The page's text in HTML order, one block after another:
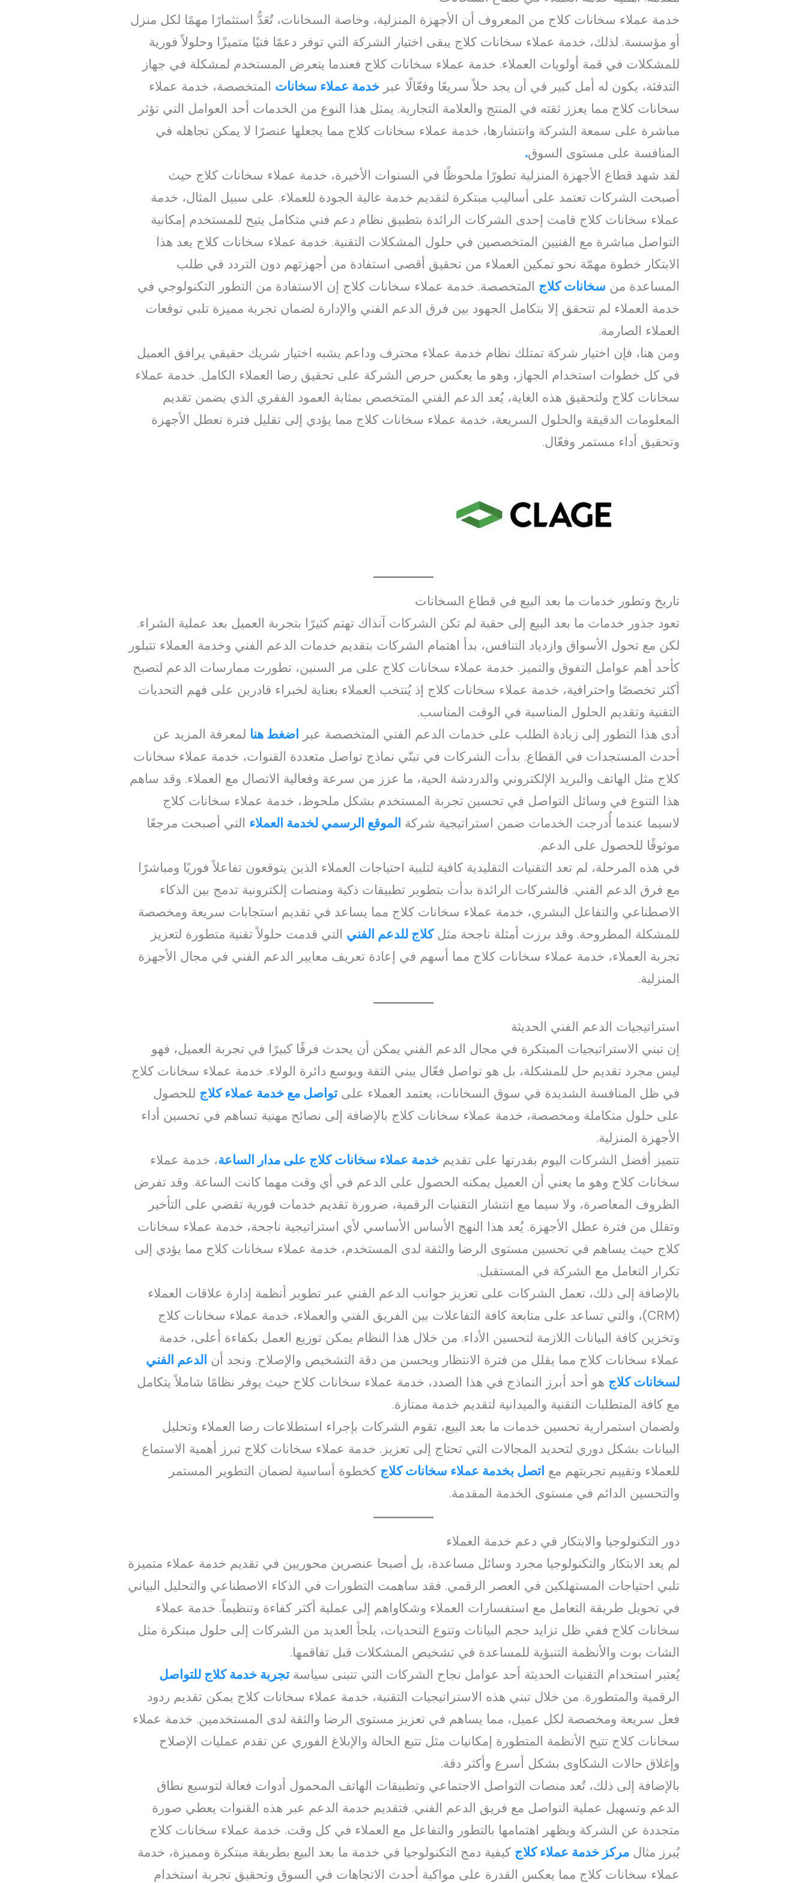
خدمة عملاء سخانات كلاج من المعروف أن الأجهزة المنزلية، وخاصة السخانات، تُعَدُّ استثمارًا مهمًا لكل منزل
أو مؤسسة. لذلك، خدمة عملاء سخانات كلاج يبقى اختيار الشركة التي توفر دعمًا فنيًا متميزًا وحلولاً فورية
للمشكلات في قمة أولويات العملاء. خدمة عملاء سخانات كلاج فعندما يتعرض المستخدم لمشكلة في جهاز
التدفئة، يكون له أمل كبير في أن يجد حلاً سريعًا وفعّالًا عبرخدمة عملاء سخانات المتخصصة، خدمة عملاء
سخانات كلاج مما يعزز ثقته في المنتج والعلامة التجارية. يمثل هذا النوع من الخدمات أحد العوامل التي تؤثر
مباشرة على سمعة الشركة وانتشارها، خدمة عملاء سخانات كلاج مما يجعلها عنصرًا لا يمكن تجاهله في
المنافسة على مستوى السوق.
لقد شهد قطاع الأجهزة المنزلية تطورًا ملحوظًا في السنوات الأخيرة، خدمة عملاء سخانات كلاج حيث
أصبحت الشركات تعتمد على أساليب مبتكرة لتقديم خدمة عالية الجودة للعملاء. على سبيل المثال، خدمة
عملاء سخانات كلاج قامت إحدى الشركات الرائدة بتطبيق نظام دعم فني متكامل يتيح للمستخدم إمكانية
التواصل مباشرة مع الفنيين المتخصصين في حلول المشكلات التقنية. خدمة عملاء سخانات كلاج يعد هذا
الابتكار خطوة مهمّة نحو تمكين العملاء من تحقيق أقصى استفادة من أجهزتهم دون التردد في طلب
المساعدة من سخانات كلاج المتخصصة. خدمة عملاء سخانات كلاج إن الاستفادة من التطور التكنولوجي في
خدمة العملاء لم تتحقق إلا بتكامل الجهود بين فرق الدعم الفني والإدارة لضمان تجربة مميزة تلبي توقعات
العملاء الصارمة.
ومن هنا، فإن اختيار شركة تمتلك نظام خدمة عملاء محترف وداعم يشبه اختيار شريك حقيقي يرافق العميل
في كل خطوات استخدام الجهاز، وهو ما يعكس حرص الشركة على تحقيق رضا العملاء الكامل. خدمة عملاء
سخانات كلاج ولتحقيق هذه الغاية، يُعد الدعم الفني المتخصص بمثابة العمود الفقري الذي يضمن تقديم
المعلومات الدقيقة والحلول السريعة، خدمة عملاء سخانات كلاج مما يؤدي إلى تقليل فترة تعطل الأجهزة
وتحقيق أداء مستمر وفعّال.
تاريخ وتطور خدمات ما بعد البيع في قطاع السخانات
تعود جذور خدمات ما بعد البيع إلى حقبة لم تكن الشركات آنذاك تهتم كثيرًا بتجربة العميل بعد عملية الشراء.
لكن مع تحول الأسواق وازدياد التنافس، بدأ اهتمام الشركات بتقديم خدمات الدعم الفني وخدمة العملاء تتبلور
كأحد أهم عوامل التفوق والتميز. خدمة عملاء سخانات كلاج على مر السنين، تطورت ممارسات الدعم لتصبح
أكثر تخصصًا واحترافية، خدمة عملاء سخانات كلاج إذ يُنتخب العملاء بعناية لخبراء قادرين على فهم التحديات
التقنية وتقديم الحلول المناسبة في الوقت المناسب.
أدى هذا التطور إلى زيادة الطلب على خدمات الدعم الفني المتخصصة عبر اضغط هنا لمعرفة المزيد عن
أحدث المستجدات في القطاع. بدأت الشركات في تبنّي نماذج تواصل متعددة القنوات، خدمة عملاء سخانات
كلاج مثل الهاتف والبريد الإلكتروني والدردشة الحية، ما عزز من سرعة وفعالية الاتصال مع العملاء. وقد ساهم
هذا التنوع في وسائل التواصل في تحسين تجربة المستخدم بشكل ملحوظ، خدمة عملاء سخانات كلاج
لاسيما عندما أُدرجت الخدمات ضمن استراتيجية شركة الموقع الرسمي لخدمة العملاء التي أصبحت مرجعًا
موثوقًا للحصول على الدعم.
في هذه المرحلة، لم تعد التقنيات التقليدية كافية لتلبية احتياجات العملاء الذين يتوقعون تفاعلاً فوريًا ومباشرًا
مع فرق الدعم الفني. فالشركات الرائدة بدأت بتطوير تطبيقات ذكية ومنصات إلكترونية تدمج بين الذكاء
الاصطناعي والتفاعل البشري، خدمة عملاء سخانات كلاج مما يساعد في تقديم استجابات سريعة ومخصصة
للمشكلة المطروحة. وقد برزت أمثلة ناجحة مثلكلاج للدعم الفني التي قدمت حلولاً تقنية متطورة لتعزيز
تجربة العملاء، خدمة عملاء سخانات كلاج مما أسهم في إعادة تعريف معايير الدعم الفني في مجال الأجهزة
المنزلية.
استراتيجيات الدعم الفني الحديثة
إن تبني الاستراتيجيات المبتكرة في مجال الدعم الفني يمكن أن يحدث فرقًا كبيرًا في تجربة العميل، فهو
ليس مجرد تقديم حل للمشكلة، بل هو تواصل فعّال يبني الثقة ويوسع دائرة الولاء. خدمة عملاء سخانات كلاج
في ظل المنافسة الشديدة في سوق السخانات، يعتمد العملاء علىتواصل مع خدمة عملاء كلاج للحصول
على حلول متكاملة ومخصصة، خدمة عملاء سخانات كلاج بالإضافة إلى نصائح مهنية تساهم في تحسين أداء
الأجهزة المنزلية.
تتميز أفضل الشركات اليوم بقدرتها على تقديمخدمة عملاء سخانات كلاج على مدار الساعة، خدمة عملاء
سخانات كلاج وهو ما يعني أن العميل يمكنه الحصول على الدعم في أي وقت مهما كانت الساعة. وقد تفرض
الظروف المعاصرة، ولا سيما مع انتشار التقنيات الرقمية، ضرورة تقديم خدمات فورية تقضي على التأخير
وتقلل من فترة عطل الأجهزة. يُعد هذا النهج الأساس الأساسي لأي استراتيجية ناجحة، خدمة عملاء سخانات
كلاج حيث يساهم في تحسين مستوى الرضا والثقة لدى المستخدم، خدمة عملاء سخانات كلاج مما يؤدي إلى
تكرار التعامل مع الشركة في المستقبل.
بالإضافة إلى ذلك، تعمل الشركات على تعزيز جوانب الدعم الفني عبر تطوير أنظمة إدارة علاقات العملاء
(CRM)، والتي تساعد على متابعة كافة التفاعلات بين الفريق الفني والعملاء، خدمة عملاء سخانات كلاج
وتخزين كافة البيانات اللازمة لتحسين الأداء. من خلال هذا النظام يمكن توزيع العمل بكفاءة أعلى، خدمة
عملاء سخانات كلاج مما يقلل من فترة الانتظار ويحسن من دقة التشخيص والإصلاح. ونجد أن الدعم الفني
لسخانات كلاج هو أحد أبرز النماذج في هذا الصدد، خدمة عملاء سخانات كلاج حيث يوفر نظامًا شاملاً يتكامل
مع كافة المتطلبات التقنية والميدانية لتقديم خدمة ممتازة.
ولضمان استمرارية تحسين خدمات ما بعد البيع، تقوم الشركات بإجراء استطلاعات رضا العملاء وتحليل
البيانات بشكل دوري لتحديد المجالات التي تحتاج إلى تعزيز. خدمة عملاء سخانات كلاج تبرز أهمية الاستماع
للعملاء وتقييم تجربتهم مع اتصل بخدمة عملاء سخانات كلاج كخطوة أساسية لضمان التطوير المستمر
والتحسين الدائم في مستوى الخدمة المقدمة.
دور التكنولوجيا والابتكار في دعم خدمة العملاء
لم يعد الابتكار والتكنولوجيا مجرد وسائل مساعدة، بل أصبحا عنصرين محوريين في تقديم خدمة عملاء متميزة
تلبي احتياجات المستهلكين في العصر الرقمي. فقد ساهمت التطورات في الذكاء الاصطناعي والتحليل البياني
في تحويل طريقة التعامل مع استفسارات العملاء وشكاواهم إلى عملية أكثر كفاءة وتنظيماً. خدمة عملاء
سخانات كلاج ففي ظل تزايد حجم البيانات وتنوع التحديات، يلجأ العديد من الشركات إلى حلول مبتكرة مثل
الشات بوت والأنظمة التنبؤية للمساعدة في تشخيص المشكلات قبل تفاقمها.
يُعتبر استخدام التقنيات الحديثة أحد عوامل نجاح الشركات التي تتبنى سياسةتجربة خدمة كلاج للتواصل
الرقمية والمتطورة. من خلال تبني هذه الاستراتيجيات التقنية، خدمة عملاء سخانات كلاج يمكن تقديم ردود
فعل سريعة ومخصصة لكل عميل، مما يساهم في تعزيز مستوى الرضا والثقة لدى المستخدمين. خدمة عملاء
سخانات كلاج تتيح الأنظمة المتطورة إمكانيات مثل تتبع الحالة والإبلاغ الفوري عن تقدم عمليات الإصلاح
وإغلاق حالات الشكاوى بشكل أسرع وأكثر دقة.
بالإضافة إلى ذلك، تُعد منصات التواصل الاجتماعي وتطبيقات الهاتف المحمول أدوات فعالة لتوسيع نطاق
الدعم وتسهيل عملية التواصل مع فريق الدعم الفني. فتقديم خدمة الدعم عبر هذه القنوات يعطي صورة
متجددة عن الشركة ويظهر اهتمامها بالتطور والتفاعل مع العملاء في كل وقت. خدمة عملاء سخانات كلاج
يُبرز مثالمركز خدمة عملاء كلاج كيفية دمج التكنولوجيا في خدمة ما بعد البيع بطريقة مبتكرة ومميزة، خدمة
عملاء سخانات كلاج مما يعكس القدرة على مواكبة أحدث الاتجاهات في السوق وتحقيق تجربة استخدام